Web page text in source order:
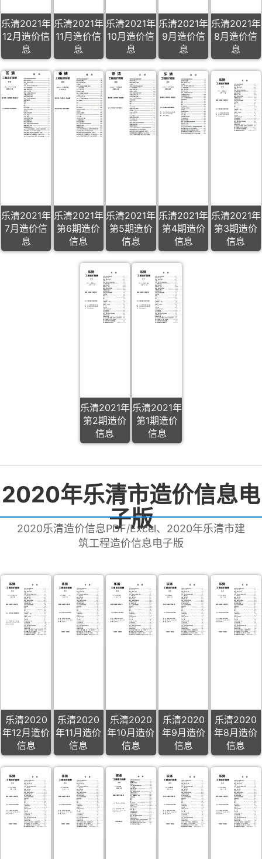
乐清2021年
12月造价信
息
乐清2021年
11月造价信
息
乐清2021年
10月造价信
息
乐清2021年
9月造价信
息
乐清2021年
8月造价信
息
乐清2021年
7月造价信
息
乐清2021年
第6期造价
信息
乐清2021年
第5期造价
信息
乐清2021年
第4期造价
信息
乐清2021年
第3期造价
信息
乐清2021年
第2期造价
信息
乐清2021年
第1期造价
信息
2020年乐清市造价信息电
子版
2020乐清造价信息PDF/Excel、2020年乐清市建
筑工程造价信息电子版
乐清2020
年12月造价
信息
乐清2020
年11月造价
信息
乐清2020
年10月造价
信息
乐清2020
年9月造价
信息
乐清2020
年8月造价
信息